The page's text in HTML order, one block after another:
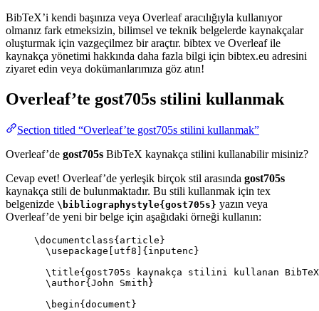
BibTeX’i kendi başınıza veya Overleaf aracılığıyla kullanıyor
olmanız fark etmeksizin, bilimsel ve teknik belgelerde kaynakçalar
oluşturmak için vazgeçilmez bir araçtır. bibtex ve Overleaf ile
kaynakça yönetimi hakkında daha fazla bilgi için bibtex.eu adresini
ziyaret edin veya dokümanlarımıza göz atın!
Overleaf’te gost705s stilini kullanmak
Section titled “Overleaf’te gost705s stilini kullanmak”
Overleaf’de gost705s BibTeX kaynakça stilini kullanabilir misiniz?
Cevap evet! Overleaf’de yerleşik birçok stil arasında gost705s
kaynakça stili de bulunmaktadır. Bu stili kullanmak için tex
belgenizde \bibliographystyle{gost705s} yazın veya
Overleaf’de yeni bir belge için aşağıdaki örneği kullanın:
\documentclass{ article }
\usepackage
utf8 ]{ inputenc }
\title{gost705s kaynakça stilini kullanan
\author{John Smith}
\begin{ document }